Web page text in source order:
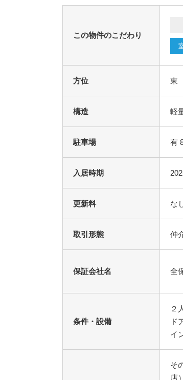
この物件のこだわり
方位 東
構造 軽
駐車場 有
入居時期
更新料 な
取引形態 仲
保証会社名 全
条件・設備
そ
店